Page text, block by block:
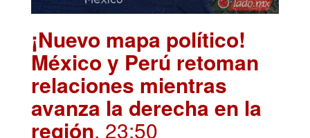
¡Nuevo mapa político!
México y Perú retoman
relaciones mientras
avanza la derecha en la
región. 23:50